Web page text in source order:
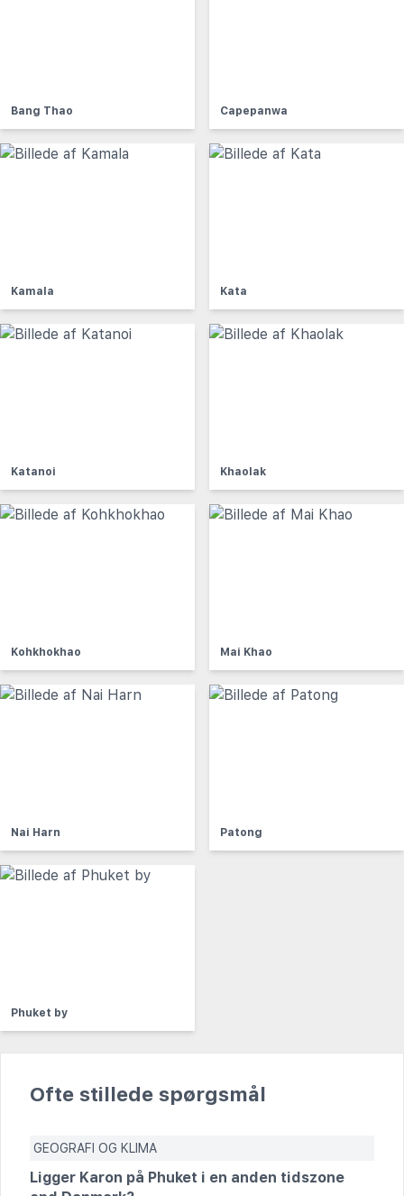
Bang Thao Capepanwa
Kamala Kata
Katanoi Khaolak
Kohkhokhao Mai Khao
Nai Harn Patong
Phuket by
Ofte stillede spørgsmål
GEOGRAFI OG KLIMA
Ligger Karon på Phuket i en anden tidszone